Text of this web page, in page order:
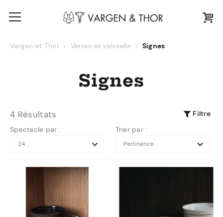
Vargen et Thor Verres et vaisselle Signes
Signes
4 Résultats
Filtre
Spectacle par :
Trier par :